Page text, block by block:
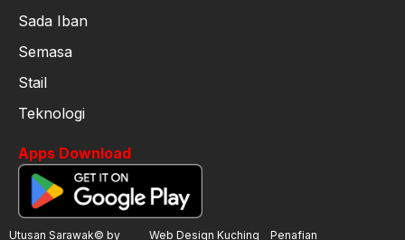
Sada Iban
Semasa
Stail
Teknologi
Apps Download
Utusan Sarawak© by Web Design Kuching Penafian